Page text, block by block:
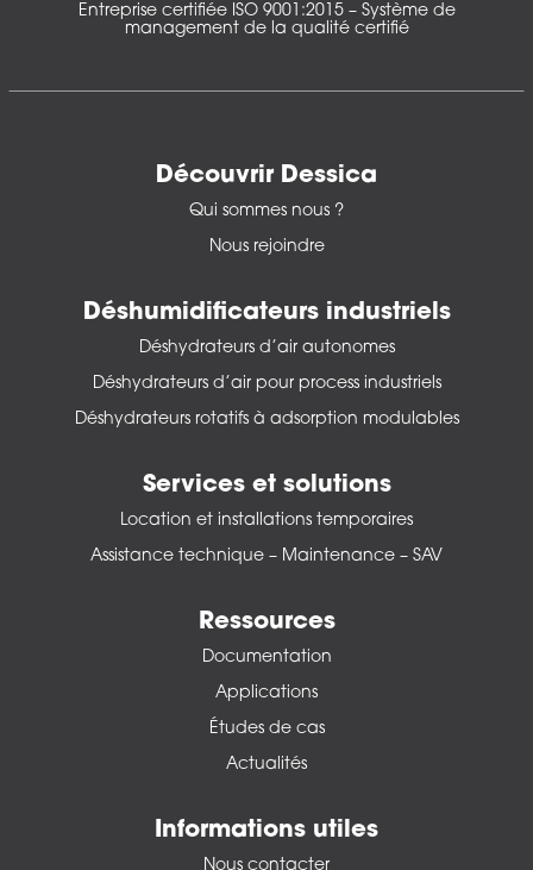
Entreprise certifiée ISO 9001:2015 – Système de
management de la qualité certifié
Découvrir Dessica
Qui sommes nous ?
Nous rejoindre
Déshumidificateurs industriels
Déshydrateurs d’air autonomes
Déshydrateurs d’air pour process industriels
Déshydrateurs rotatifs à adsorption modulables
Services et solutions
Location et installations temporaires
Assistance technique – Maintenance – SAV
Ressources
Documentation
Applications
Études de cas
Actualités
Informations utiles
Nous contacter